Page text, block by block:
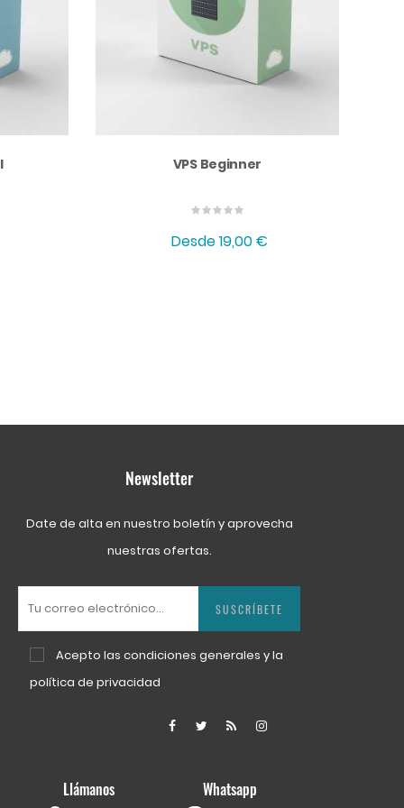
VPS Beginner
Desde19,00 €
Newsletter
Date de alta en nuestro boletín y aprovecha
nuestras ofertas.
Acepto las condiciones generales y la
política de privacidad
SUSCRÍBETE
FacebookTwitterRss
Llámanos Whatsapp